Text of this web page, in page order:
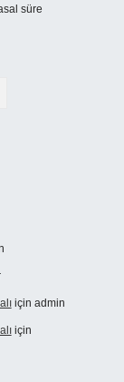
süre
için admin
için